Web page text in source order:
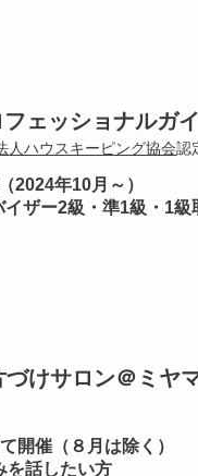
ェッショナルガ
人ハウスキーピング協会認
2024年10月～）
ザー2級・準1級・1級
づけサロン＠ミヤ
開催（８月は除く）
話したい方